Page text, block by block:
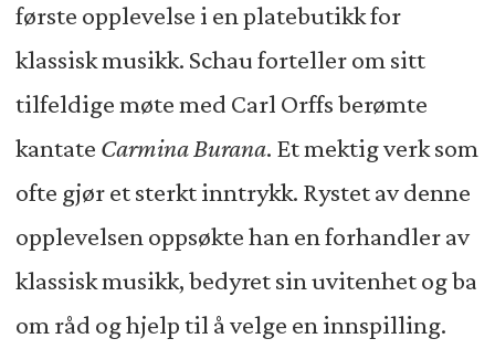
første opplevelse i en platebutikk for
klassisk musikk. Schau forteller om sitt
tilfeldige møte med Carl Orffs berømte
kantate Carmina Burana. Et mektig verk som
ofte gjør et sterkt inntrykk. Rystet av denne
opplevelsen oppsøkte han en forhandler av
klassisk musikk, bedyret sin uvitenhet og ba
om råd og hjelp til å velge en innspilling.